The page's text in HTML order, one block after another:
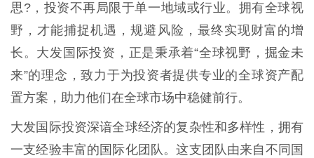
思?，投资不再局限于单一地域或行业。拥有全球视
野，才能捕捉机遇，规避风险，最终实现财富的增
长。大发国际投资，正是秉承着“全球视野，掘金未
来”的理念，致力于为投资者提供专业的全球资产配
置方案，助力他们在全球市场中稳健前行。
大发国际投资深谙全球经济的复杂性和多样性，拥有
一支经验丰富的国际化团队。这支团队由来自不同国